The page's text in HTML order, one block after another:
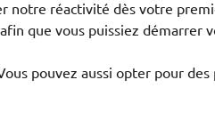
notre réactivité dès votre
que vous puissiez démarrer
pouvez aussi opter pour des